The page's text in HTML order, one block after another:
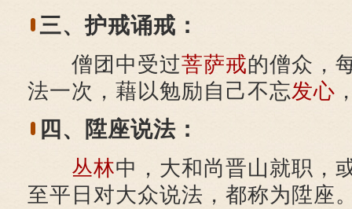
三、护戒诵戒：
僧团中受过菩萨戒的僧众，
法一次，藉以勉励自己不忘发心
四、陞座说法：
丛林中，大和尚晋山就职，
至平日对大众说法，都称为陞座